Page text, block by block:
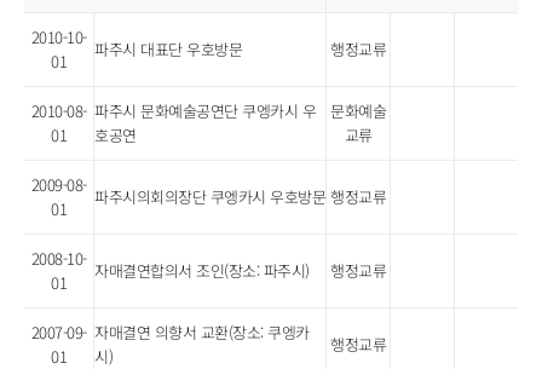
2010-10-
01
파주시 대표단 우호방문 행정교류
2010-08-
01
파주시 문화예술공연단 쿠엥카시 우
호공연
문화예술
교류
2009-08-
01
파주시의회의장단 쿠엥카시 우호방문 행정교류
2008-10-
01
자매결연합의서 조인(장소: 파주시) 행정교류
2007-09-
01
자매결연 의향서 교환(장소: 쿠엥카
시)
행정교류